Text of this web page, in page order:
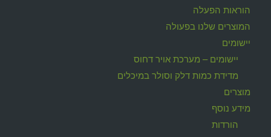
הוראות הפעלה
המוצרים שלנו בפעולה
יישומים
יישומים – מערכת אויר דחוס
מדידת כמות דלק וסולר במיכלים
מוצרים
מידע נוסף
הורדות